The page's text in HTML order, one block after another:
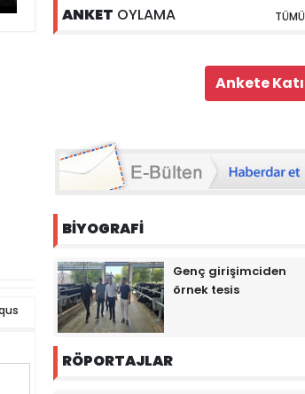
ANKET OYLAMA TÜMÜ
BİYOGRAFİ
Genç girişimciden
örnek tesis
RÖPORTAJLAR